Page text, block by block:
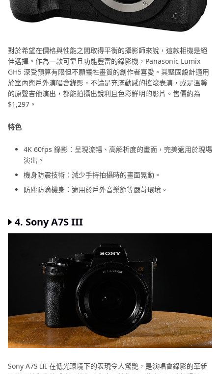
對於希望在價格與性能之間取得平衡的攝影師來說，這款相機是絕
佳選擇。作為一款可靠且功能豐富的錄影機，Panasonic Lumix
GH5 深受預算有限但不願犧牲畫質的創作者喜愛。其堅固設計適用
於室內與戶外演唱會錄影，不論是充滿動感的搖滾表演，或是溫馨
的原聲吉他演出，都能拍攝出銳利且色彩鮮明的影片。售價約為
$1,297。
特色
4K 60fps 錄影：呈現流暢、高解析度的畫面，完美適用於現場
演出。
機身防震技術：減少手持拍攝時的畫面晃動。
防塵防滴機身：適用於戶外音樂節等嚴苛環境。
4. Sony A7S III
Sony A7S III 在低光環境下的表現令人驚艷，是演唱會錄影的革新